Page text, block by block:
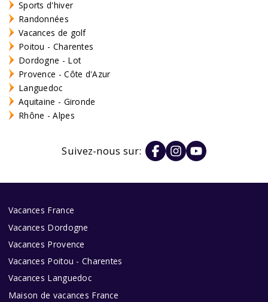
Sports d'hiver
Randonnées
Vacances de golf
Poitou - Charentes
Dordogne - Lot
Provence - Côte d'Azur
Languedoc
Aquitaine - Gironde
Rhône - Alpes
Suivez-nous sur:
Vacances France
Vacances Dordogne
Vacances Provence
Vacances Poitou - Charentes
Vacances Languedoc
Maison de vacances France